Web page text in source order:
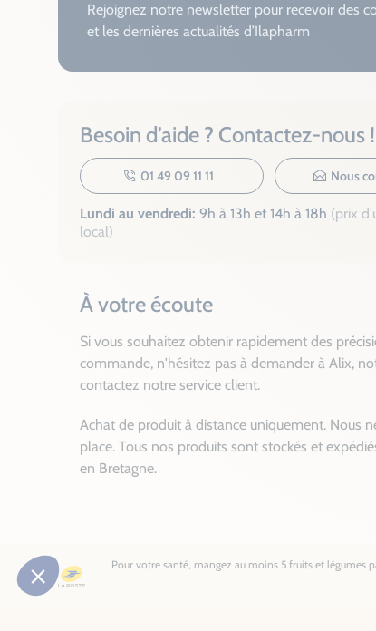
Rejoignez notre newsletter pour recevoir des
et les dernières actualités d’Ilapharm
Besoin d’aide ? Contactez-nous !
01 49 09 11 11 Nous
Lundi au vendredi: 9h à 13h et 14h à 18h (prix
local)
À votre écoute
Si vous souhaitez obtenir rapidement des
commande, n'hésitez pas à demander à Alix,
contactez notre service client.
Achat de produit à distance uniquement. Nous
place. Tous nos produits sont stockés et
en Bretagne.
Pour votre santé, mangez au moins 5 fruits et légumes